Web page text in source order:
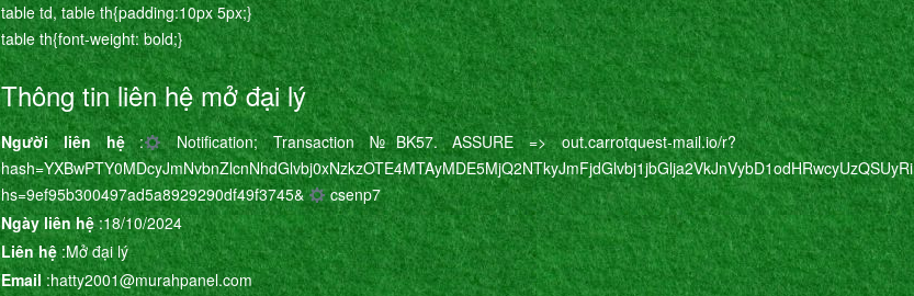
table td, table th{padding:10px 5px;}
table th{font-weight: bold;}
Thông tin liên hệ mở đại lý
Người liên hệ:
Notification; Transaction №BK57. ASSURE => out.carrotquest-mail.io/r?
hs=9ef95b300497ad5a8929290df49f3745&
csenp7
Ngày liên hệ:18/10/2024
Liên hệ:Mở đại lý
Email:hatty2001@murahpanel.com